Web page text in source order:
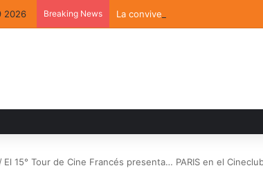
2026 Breaking News La convivencia familiar marca el
/ El 15° Tour de Cine Francés presenta… PARIS en el